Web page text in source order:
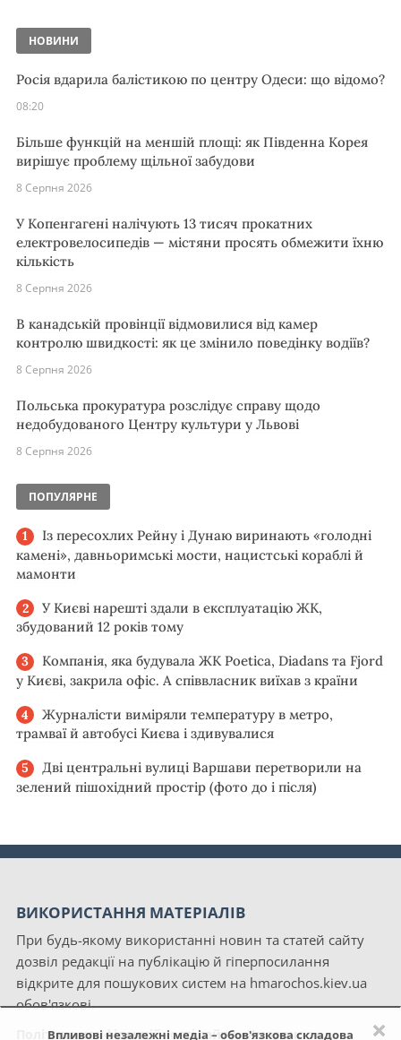
×
Впливові незалежні медіа – обов'язкова складова
НОВИНИ
Росія вдарила балістикою по центру Одеси: що відомо?
08:20
Більше функцій на меншій площі: як Південна Корея
вирішує проблему щільної забудови
8 Серпня 2026
У Копенгагені налічують 13 тисяч прокатних
електровелосипедів — містяни просять обмежити їхню
кількість
8 Серпня 2026
В канадській провінції відмовилися від камер
контролю швидкості: як це змінило поведінку водіїв?
8 Серпня 2026
Польська прокуратура розслідує справу щодо
недобудованого Центру культури у Львові
8 Серпня 2026
ПОПУЛЯРНЕ
Із пересохлих Рейну і Дунаю виринають «голодні
камені», давньоримські мости, нацистські кораблі й
мамонти
У Києві нарешті здали в експлуатацію ЖК,
збудований 12 років тому
Компанія, яка будувала ЖК Poetica, Diadans та Fjord
у Києві, закрила офіс. А співвласник виїхав з країни
Журналісти виміряли температуру в метро,
трамваї й автобусі Києва і здивувалися
Дві центральні вулиці Варшави перетворили на
зелений пішохідний простір (фото до і після)
ВИКОРИСТАННЯ МАТЕРІАЛІВ
При будь-якому використанні новин та статей сайту
дозвіл редакції на публікацію й гіперпосилання
відкрите для пошукових систем на hmarochos.kiev.ua
обов'язкові.
Політика конфіденційності сайту «Хмарочос»